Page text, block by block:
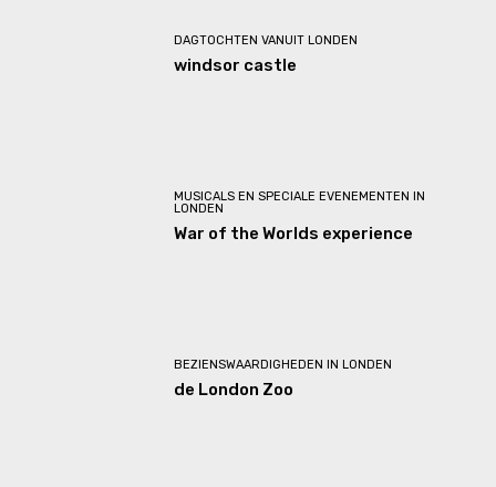
DAGTOCHTEN VANUIT LONDEN
windsor castle
MUSICALS EN SPECIALE EVENEMENTEN IN
LONDEN
War of the Worlds experience
BEZIENSWAARDIGHEDEN IN LONDEN
de London Zoo